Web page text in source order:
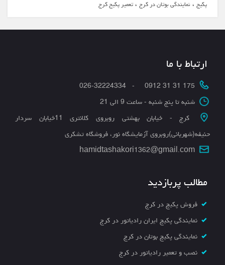
پکیج،نمایندگی بوتان در کرج،تعمیر پکیج کرج
ارتباط با ما
175 31 31 0912 - 026-32224334
شنبه تا پنج شنبه - ساعت 9 الی 21
کرج - خیابان بهشتی روبروی کلانتری 11خیابان سردار
حنیفه(شهربانی)روبروی آزمایشگاه نور، فروشگاه تشکری
hamidtashakori1362@gmail.com
مطالب پربازدید
فروش پکیج در کرج
نمایندگی پکیج ایران رادیاتور در کرج
نمایندگی پکیج بوتان در کرج
نصب و تعمیر رادیاتور در کرج